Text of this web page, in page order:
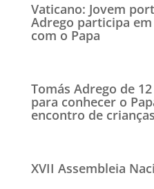
Vaticano: Jovem
Adrego participa
com o Papa
Tomás Adrego de
para conhecer o
encontro de
XVII Assembleia